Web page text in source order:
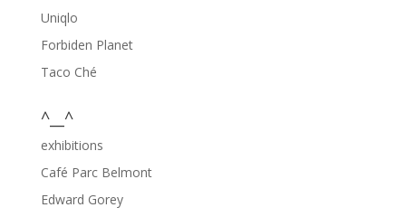
Uniqlo
Forbiden Planet
Taco Ché
^__^
exhibitions
Café Parc Belmont
Edward Gorey